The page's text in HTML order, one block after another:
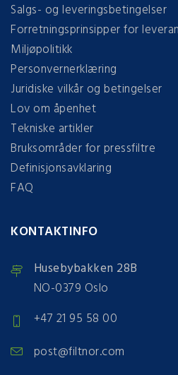
Salgs- og leveringsbetingelser
Forretningsprinsipper for
Miljøpolitikk
Personvernerklæring
Juridiske vilkår og betingelser
Lov om åpenhet
Tekniske artikler
Bruksområder for pressfiltre
Definisjonsavklaring
FAQ
KONTAKTINFO
Husebybakken 28B
NO-0379 Oslo
+47 21 95 58 00
post@filtnor.com